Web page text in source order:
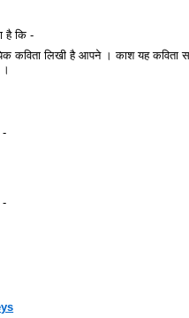
है कि -
कविता लिखी है आपने । काश यह
-
-